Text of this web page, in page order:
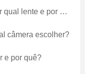
lente e por quê
câmera escolher?
e por quê?